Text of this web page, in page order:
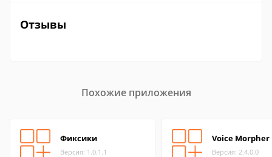
Отзывы
Похожие приложения
Фиксики
Версия: 1.0.1.1
Voice Morpher
Версия: 2.4.0.0